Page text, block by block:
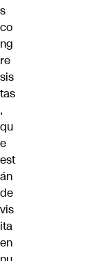
s
co
ng
re
sis
tas
,
qu
e
est
án
de
vis
ita
en